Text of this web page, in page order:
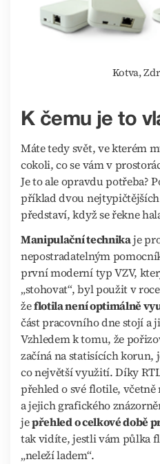
Kotva,
K čemu je to
Máte tedy svět, ve kterém
cokoli, co se vám v
Je to ale opravdu potřeba?
příklad dvou
představí, když se řekne
Manipulační technikaje
nepostradatelným
první moderní typ VZV,
„stohovat“, byl použit v roce
žeflotila není optimálně
část pracovního dne stojí a
Vzhledem k tomu, že
začíná na statisících korun,
co největší využití. Díky
přehled o své flotile,
a jejich grafického
jepřehled o celkové době
tak vidíte, jestli vám půlka
„neleží ladem“.